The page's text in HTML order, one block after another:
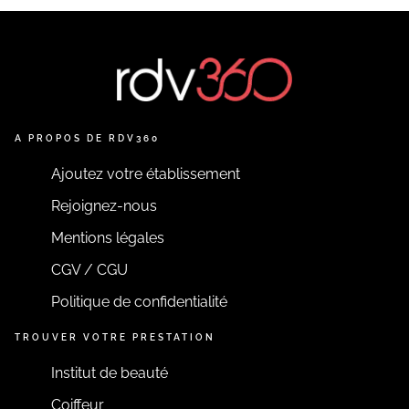
EN SAVOIR PLUS
A PROPOS DE RDV360
Ajoutez votre établissement
Rejoignez-nous
Mentions légales
CGV / CGU
Politique de confidentialité
TROUVER VOTRE PRESTATION
Institut de beauté
Coiffeur